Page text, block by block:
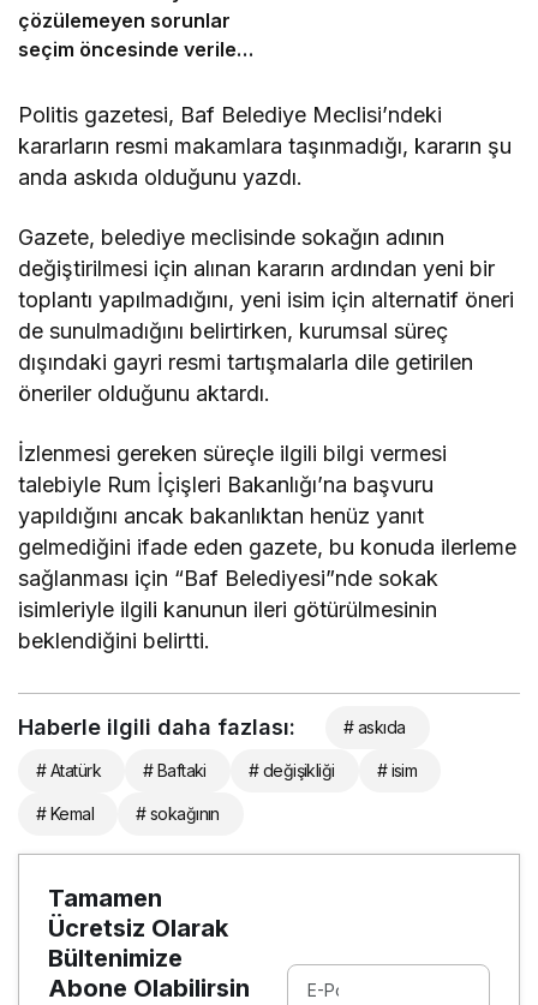
çözülemeyen sorunlar
seçim öncesinde verilen
Politis gazetesi, Baf Belediye Meclisi’ndeki
kararların resmi makamlara taşınmadığı, kararın şu
anda askıda olduğunu yazdı.
Gazete, belediye meclisinde sokağın adının
değiştirilmesi için alınan kararın ardından yeni bir
toplantı yapılmadığını, yeni isim için alternatif öneri
de sunulmadığını belirtirken, kurumsal süreç
dışındaki gayri resmi tartışmalarla dile getirilen
öneriler olduğunu aktardı.
İzlenmesi gereken süreçle ilgili bilgi vermesi
talebiyle Rum İçişleri Bakanlığı’na başvuru
yapıldığını ancak bakanlıktan henüz yanıt
gelmediğini ifade eden gazete, bu konuda ilerleme
sağlanması için “Baf Belediyesi”nde sokak
isimleriyle ilgili kanunun ileri götürülmesinin
beklendiğini belirtti.
Haberle ilgili daha fazlası: # askıda
# Atatürk # Baftaki # değişikliği # isim
# Kemal # sokağının
Tamamen
Ücretsiz Olarak
Bültenimize
Abone Olabilirsin